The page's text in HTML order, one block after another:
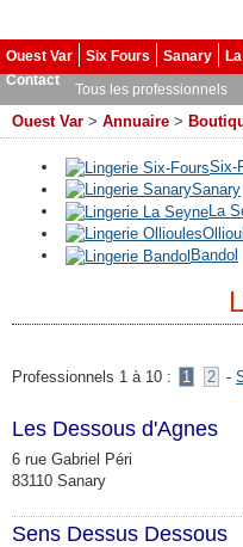
Ouest Var Six Fours Sanary
Contact
Tous les professionnels
Ouest Var > Annuaire >
Six-
Sanary
La
Bandol
Professionnels 1 à 10 : 1 2 -
Les Dessous d'Agnes
6 rue Gabriel Péri
83110 Sanary
Sens Dessus Dessous